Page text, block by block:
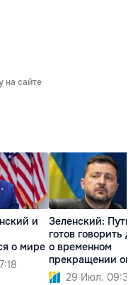
на сайте
и
о мире
Зеленский:
готов говорить
о временном
прекращении
29 Июл. 09:32